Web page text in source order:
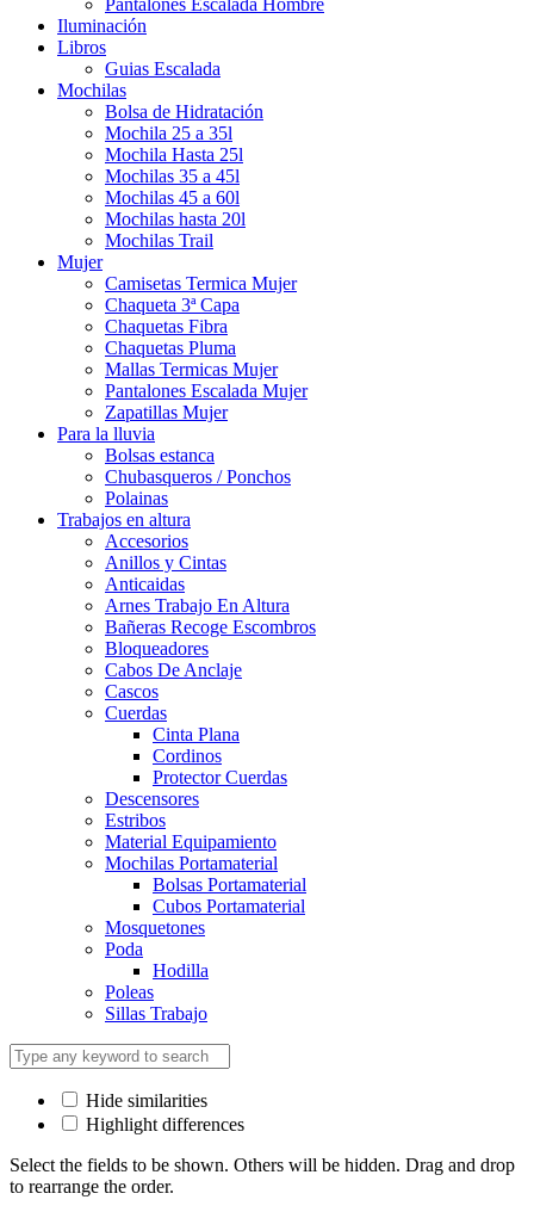
Iluminación
Libros
Guias Escalada
Mochilas
Bolsa de Hidratación
Mochila 25 a 35l
Mochila Hasta 25l
Mochilas 35 a 45l
Mochilas 45 a 60l
Mochilas hasta 20l
Mochilas Trail
Mujer
Camisetas Termica Mujer
Chaqueta 3ª Capa
Chaquetas Fibra
Chaquetas Pluma
Mallas Termicas Mujer
Pantalones Escalada Mujer
Zapatillas Mujer
Para la lluvia
Bolsas estanca
Chubasqueros / Ponchos
Polainas
Trabajos en altura
Accesorios
Anillos y Cintas
Anticaidas
Arnes Trabajo En Altura
Bañeras Recoge Escombros
Bloqueadores
Cabos De Anclaje
Cascos
Cuerdas
Cinta Plana
Cordinos
Protector Cuerdas
Descensores
Estribos
Material Equipamiento
Mochilas Portamaterial
Bolsas Portamaterial
Cubos Portamaterial
Mosquetones
Poda
Hodilla
Poleas
Sillas Trabajo
Hide similarities
Highlight differences
Select the fields to be shown. Others will be hidden. Drag and drop
to rearrange the order.